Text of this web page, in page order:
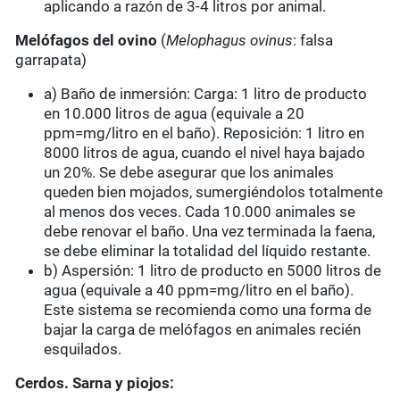
aplicando a razón de 3-4 litros por animal.
Melófagos del ovino (Melophagus ovinus: falsa
garrapata)
a) Baño de inmersión: Carga: 1 litro de producto
en 10.000 litros de agua (equivale a 20
ppm=mg/litro en el baño). Reposición: 1 litro en
8000 litros de agua, cuando el nivel haya bajado
un 20%. Se debe asegurar que los animales
queden bien mojados, sumergiéndolos totalmente
al menos dos veces. Cada 10.000 animales se
debe renovar el baño. Una vez terminada la faena,
se debe eliminar la totalidad del líquido restante.
b) Aspersión: 1 litro de producto en 5000 litros de
agua (equivale a 40 ppm=mg/litro en el baño).
Este sistema se recomienda como una forma de
bajar la carga de melófagos en animales recién
esquilados.
Cerdos. Sarna y piojos: